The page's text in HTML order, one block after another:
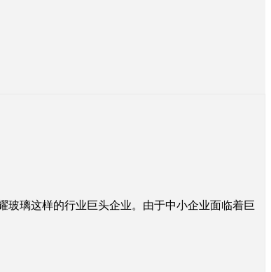
玻璃这样的行业巨头企业。由于中小企业面临着巨